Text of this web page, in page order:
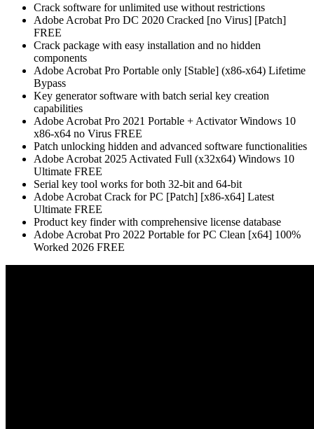
Crack software for unlimited use without restrictions
Adobe Acrobat Pro DC 2020 Cracked [no Virus] [Patch]
FREE
Crack package with easy installation and no hidden
components
Adobe Acrobat Pro Portable only [Stable] (x86-x64) Lifetime
Bypass
Key generator software with batch serial key creation
capabilities
Adobe Acrobat Pro 2021 Portable + Activator Windows 10
x86-x64 no Virus FREE
Patch unlocking hidden and advanced software functionalities
Adobe Acrobat 2025 Activated Full (x32x64) Windows 10
Ultimate FREE
Serial key tool works for both 32-bit and 64-bit
Adobe Acrobat Crack for PC [Patch] [x86-x64] Latest
Ultimate FREE
Product key finder with comprehensive license database
Adobe Acrobat Pro 2022 Portable for PC Clean [x64] 100%
Worked 2026 FREE